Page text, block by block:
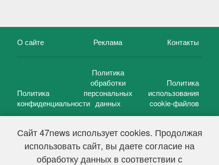
Сайт 47news использует cookies. Продолжая
использовать сайт, вы даете согласие на
обработку данных в соответствии с
О сайте Реклама Контакты
Политика
конфиденциальности
Политика
обработки
персональных
данных
Политика
использования
cookie-файлов
47 новостей (47 news)2005 — 2026 г.
Свидетельство о регистрации СМИ Эл № ФС 77-39848, выдано